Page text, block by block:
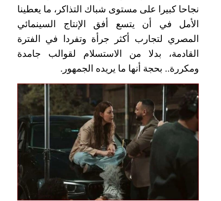
نجاحا كبيرا على مستوى شباك التذاكر، ما يعطينا
الأمل في أن يتسع أفق الإنتاج السينمائي
المصري لتجارب أكثر جرأة وتفردا في الفترة
القادمة، بدلا من الاستسلام لقوالب جامدة
ومكررة.. بحجة أنها ما يريده الجمهور.